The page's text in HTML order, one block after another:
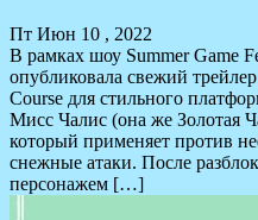
Пт Июн 10 , 2022
В рамках шоу Summer Game
опубликовала свежий
Course для стильного
Мисс Чалис (она же Золотая
который применяет против
снежные атаки. После
персонажем […]